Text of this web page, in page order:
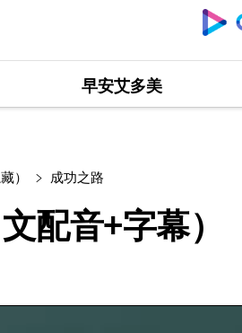
早安艾多美
+字幕）
） 成功之路
配音+字幕）